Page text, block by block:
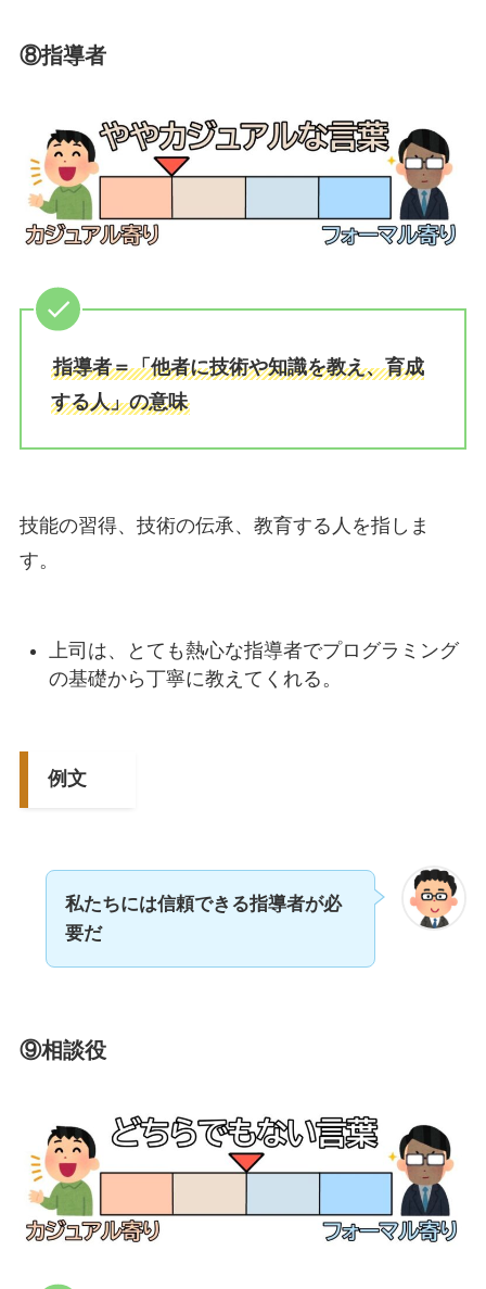
⑧指導者
指導者＝「他者に技術や知識を教え、育成
する人」の意味
技能の習得、技術の伝承、教育する人を指しま
す。
上司は、とても熱心な指導者でプログラミング
の基礎から丁寧に教えてくれる。
例文
私たちには信頼できる指導者が必
要だ
⑨相談役